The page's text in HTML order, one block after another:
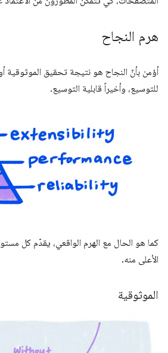
هرم النجاح
أؤمن بأنّ النجاح هو نتيجة تحقيق الموثوقية
للتوسيع، وأخيراً قابلية التوسيع.
كما هو الحال مع الهرم الواقعي، يقدّم كل
الأعلى منه.
الموثوقية